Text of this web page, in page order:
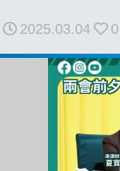
我們的立場
2025.03.04 0